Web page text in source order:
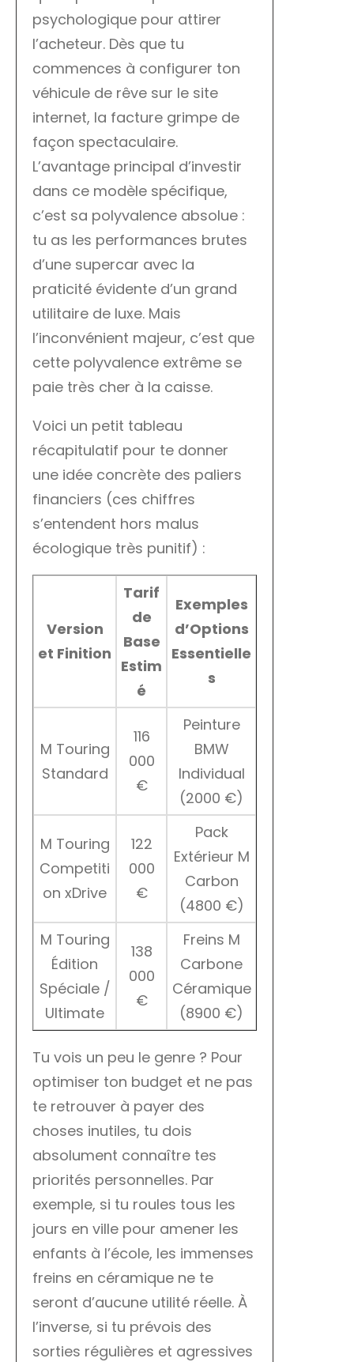
psychologique pour attirer
l’acheteur. Dès que tu
commences à configurer ton
véhicule de rêve sur le site
internet, la facture grimpe de
façon spectaculaire.
L’avantage principal d’investir
dans ce modèle spécifique,
c’est sa polyvalence absolue :
tu as les performances brutes
d’une supercar avec la
praticité évidente d’un grand
utilitaire de luxe. Mais
l’inconvénient majeur, c’est que
cette polyvalence extrême se
paie très cher à la caisse.
Voici un petit tableau
récapitulatif pour te donner
une idée concrète des paliers
financiers (ces chiffres
s’entendent hors malus
écologique très punitif) :
Version
et Finition
Tarif
de
Base
Estim
é
Exemples
d’Options
Essentielle
s
M Touring
Standard
116
000
€
Peinture
BMW
Individual
(2000 €)
M Touring
Competiti
on xDrive
122
000
€
Pack
Extérieur M
Carbon
(4800 €)
M Touring
Édition
Spéciale /
Ultimate
138
000
€
Freins M
Carbone
Céramique
(8900 €)
Tu vois un peu le genre ? Pour
optimiser ton budget et ne pas
te retrouver à payer des
choses inutiles, tu dois
absolument connaître tes
priorités personnelles. Par
exemple, si tu roules tous les
jours en ville pour amener les
enfants à l’école, les immenses
freins en céramique ne te
seront d’aucune utilité réelle. À
l’inverse, si tu prévois des
sorties régulières et agressives